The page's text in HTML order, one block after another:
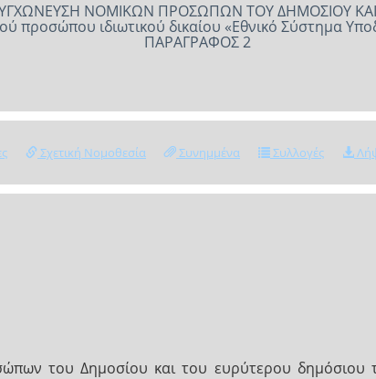
ΝΟΜΙΚΩΝ ΠΡΟΣΩΠΩΝ ΤΟΥ ΔΗΜΟΣΙΟΥ
προσώπου ιδιωτικού δικαίου «Εθνικό Σύστημα
ΠΑΡΑΓΡΑΦΟΣ 2
Σχετική Νομοθεσία Συνημμένα Συλλογές
του Δημοσίου και του ευρύτερου δημόσιου